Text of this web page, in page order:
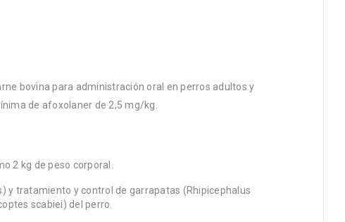
bovina para administración oral en perros adultos y
de afoxolaner de 2,5 mg/kg.
2 kg de peso corporal.
y tratamiento y control de garrapatas (Rhipicephalus
scabiei) del perro.